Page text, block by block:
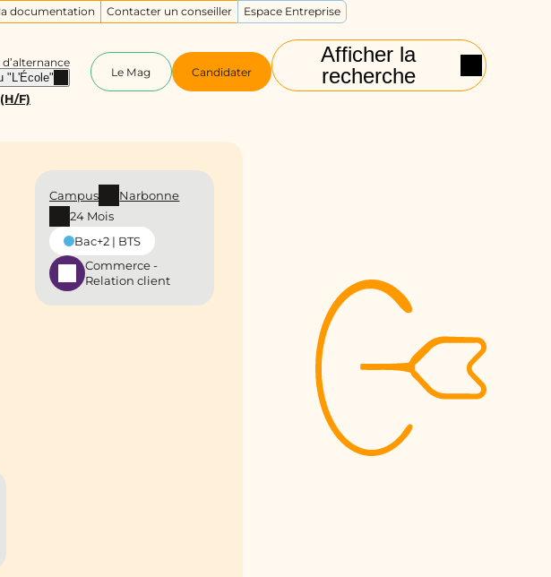
Afficher la
recherche
"L'École" Le Mag Candidater
documentation Contacter un conseiller Espace Entreprise
F)
Campus
Narbonne
24 Mois
Bac+2 | BTS
Commerce -
Relation client